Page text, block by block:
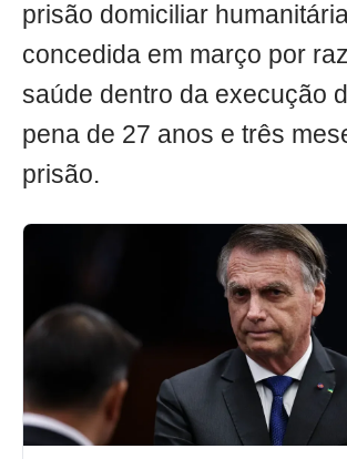
prisão domiciliar
concedida em março por
saúde dentro da execução
pena de 27 anos e três
prisão.